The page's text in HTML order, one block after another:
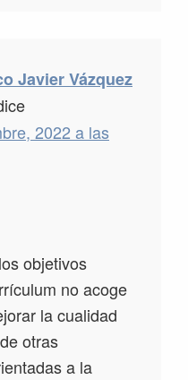
Javier Vázquez
2022 a las
objetivos
no acoge
la cualidad
otras
a la